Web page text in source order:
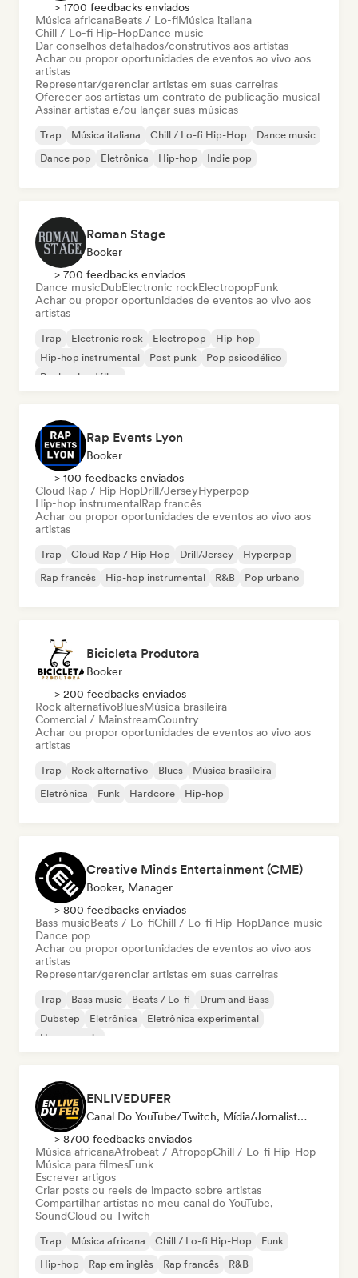
> 1700 feedbacks enviados
Música africanaBeats / Lo-fiMúsica italiana
Chill / Lo-fi Hip-HopDance music
Dar conselhos detalhados/construtivos aos artistas
Achar ou propor oportunidades de eventos ao vivo aos
artistas
Representar/gerenciar artistas em suas carreiras
Oferecer aos artistas um contrato de publicação musical
Assinar artistas e/ou lançar suas músicas
Trap Música italiana Chill / Lo-fi Hip-Hop
Dance music
Dance pop
Eletrônica Hip-hop Indie pop
Roman Stage
Booker
> 700 feedbacks enviados
Dance musicDubElectronic rockElectropopFunk
Achar ou propor oportunidades de eventos ao vivo aos
artistas
Trap Electronic rock Electropop
Hip-hop
Hip-hop instrumental
Post punk
Pop psicodélico
Rock psicodélico
Rap Events Lyon
Booker
> 100 feedbacks enviados
Cloud Rap / Hip HopDrill/JerseyHyperpop
Hip-hop instrumentalRap francês
Achar ou propor oportunidades de eventos ao vivo aos
artistas
Trap Cloud Rap / Hip Hop Drill/Jersey
Hyperpop
Rap francês
Hip-hop instrumental R&B Pop urbano
Bicicleta Produtora
Booker
> 200 feedbacks enviados
Rock alternativoBluesMúsica brasileira
Comercial / MainstreamCountry
Achar ou propor oportunidades de eventos ao vivo aos
artistas
Trap Rock alternativo Blues
Música brasileira
Eletrônica
Funk Hardcore Hip-hop
Creative Minds Entertainment (CME)
Booker, Manager
> 800 feedbacks enviados
Bass musicBeats / Lo-fiChill / Lo-fi Hip-HopDance music
Dance pop
Achar ou propor oportunidades de eventos ao vivo aos
artistas
Representar/gerenciar artistas em suas carreiras
Trap Bass music Beats / Lo-fi
Drum and Bass
Dubstep
Eletrônica
Eletrônica experimental
House music
ENLIVEDUFER
Canal Do YouTube/Twitch, Mídia/Jornalista, Influenciador
> 8700 feedbacks enviados
Música africanaAfrobeat / AfropopChill / Lo-fi Hip-Hop
Música para filmesFunk
Escrever artigos
Criar posts ou reels de impacto sobre artistas
Compartilhar artistas no meu canal do YouTube,
SoundCloud ou Twitch
Trap Música africana Chill / Lo-fi Hip-Hop
Funk
Hip-hop
Rap em inglês Rap francês R&B